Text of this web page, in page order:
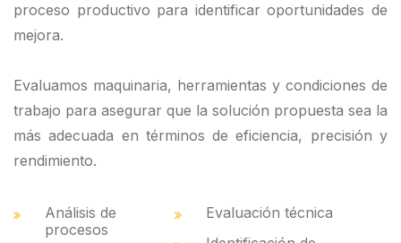
proceso productivo para identificar oportunidades de
mejora.
Evaluamos maquinaria, herramientas y condiciones de
trabajo para asegurar que la solución propuesta sea la
más adecuada en términos de eficiencia, precisión y
rendimiento.
Análisis de
procesos
Evaluación técnica